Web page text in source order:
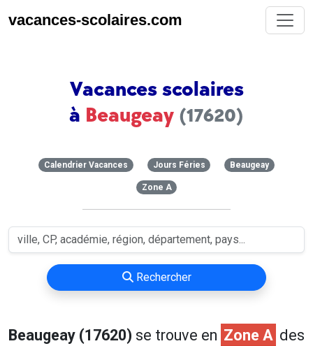
vacances-scolaires.com
Vacances scolaires
à Beaugeay (17620)
Calendrier Vacances Jours Féries Beaugeay
Zone A
Rechercher
Beaugeay (17620) se trouve en Zone A des